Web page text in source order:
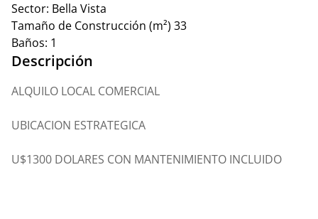
Sector: Bella Vista
Tamaño de Construcción (m²) 33
Baños: 1
Descripción
ALQUILO LOCAL COMERCIAL
UBICACION ESTRATEGICA
U$1300 DOLARES CON MANTENIMIENTO INCLUIDO